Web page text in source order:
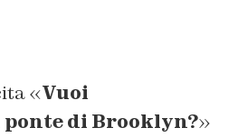
«Vuoi
di Brooklyn?»